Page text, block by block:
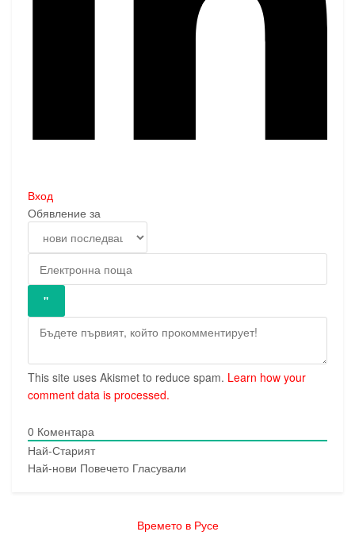
Вход
Обявление за
This site uses Akismet to reduce spam. Learn how your
comment data is processed.
0 Коментара
Най-Старият
Най-нови Повечето Гласували
Времето в Русе